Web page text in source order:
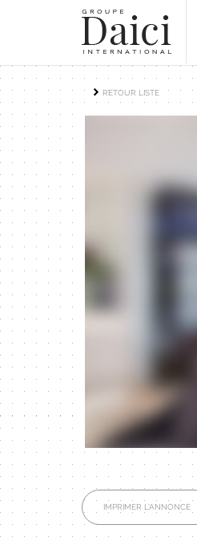
RETOUR LISTE
IMPRIMER L'ANNONCE